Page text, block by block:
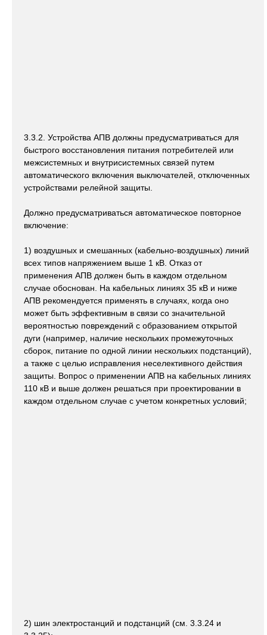
3.3.2. Устройства АПВ должны предусматриваться для
быстрого восстановления питания потребителей или
межсистемных и внутрисистемных связей путем
автоматического включения выключателей, отключенных
устройствами релейной защиты.
Должно предусматриваться автоматическое повторное
включение:
1) воздушных и смешанных (кабельно-воздушных) линий
всех типов напряжением выше 1 кВ. Отказ от
применения АПВ должен быть в каждом отдельном
случае обоснован. На кабельных линиях 35 кВ и ниже
АПВ рекомендуется применять в случаях, когда оно
может быть эффективным в связи со значительной
вероятностью повреждений с образованием открытой
дуги (например, наличие нескольких промежуточных
сборок, питание по одной линии нескольких подстанций),
а также с целью исправления неселективного действия
защиты. Вопрос о применении АПВ на кабельных линиях
110 кВ и выше должен решаться при проектировании в
каждом отдельном случае с учетом конкретных условий;
2) шин электростанций и подстанций (см. 3.3.24 и